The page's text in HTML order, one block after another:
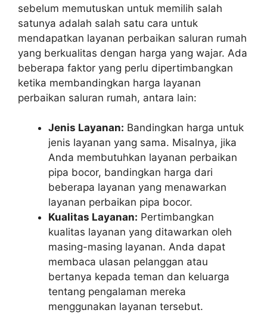
sebelum memutuskan untuk memilih salah
satunya adalah salah satu cara untuk
mendapatkan layanan perbaikan saluran rumah
yang berkualitas dengan harga yang wajar. Ada
beberapa faktor yang perlu dipertimbangkan
ketika membandingkan harga layanan
perbaikan saluran rumah, antara lain:
Jenis Layanan: Bandingkan harga untuk
jenis layanan yang sama. Misalnya, jika
Anda membutuhkan layanan perbaikan
pipa bocor, bandingkan harga dari
beberapa layanan yang menawarkan
layanan perbaikan pipa bocor.
Kualitas Layanan: Pertimbangkan
kualitas layanan yang ditawarkan oleh
masing-masing layanan. Anda dapat
membaca ulasan pelanggan atau
bertanya kepada teman dan keluarga
tentang pengalaman mereka
menggunakan layanan tersebut.